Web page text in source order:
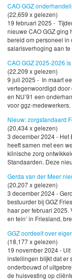
CAO GGZ
(22,659 x gelezen)
19 februari 2025 -
nieuwe CAO GGZ ging
bereid om personeel in
salarisverhoging aan te
CAO GGZ 2025-2026
(22,209 x gelezen)
9 juli 2025 - In maart
vertegenwoordigd door
en NU’91 een
voor ggz-medewerkers.
Nieuw: zorgstandaard
(20,434 x gelezen)
3 december 2024 - Het
heeft samen met een
klinische zorg
Standaarden. Deze
Gerda van der Meer
(20,207 x gelezen)
3 december 2024 -
bestuurder bij GGZ
haar per februari 2025.
en tein’ in Friesland,
GGZ oordeelt over
(18,177 x gelezen)
19 november 2024 -
instellingen blijkt dat er
onderbouwd of
de huisvesting op